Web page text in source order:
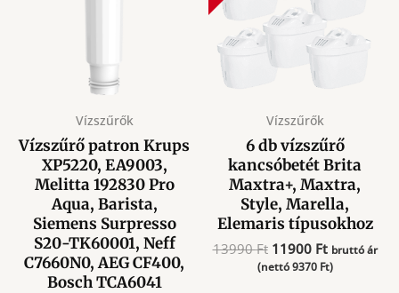
Vízszűrők
Vízszűrő patron Krups
XP5220, EA9003,
Melitta 192830 Pro
Aqua, Barista,
Siemens Surpresso
S20-TK60001, Neff
C7660N0, AEG CF400,
Bosch TCA6041
Vízszűrők
6 db vízszűrő
kancsóbetét Brita
Maxtra+, Maxtra,
Style, Marella,
Elemaris típusokhoz
13990Ft Original
price
11900 FtCurrent
price
bruttó ár
(nettó9370 Ft)